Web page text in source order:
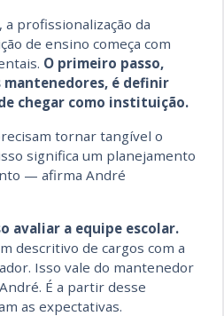
a profissionalização da
de ensino começa com
O primeiro passo,
é definir
chegar como instituição.
tornar tangível o
significa um planejamento
— afirma André
avaliar a equipe escolar.
descritivo de cargos com a
Isso vale do mantenedor
É a partir desse
as expectativas.